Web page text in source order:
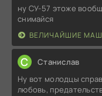
ну СУ-57 этоже
снимайся
ВЕЛИЧАЙШИЕ
С Станислав
Ну вот молодцы
любовь,